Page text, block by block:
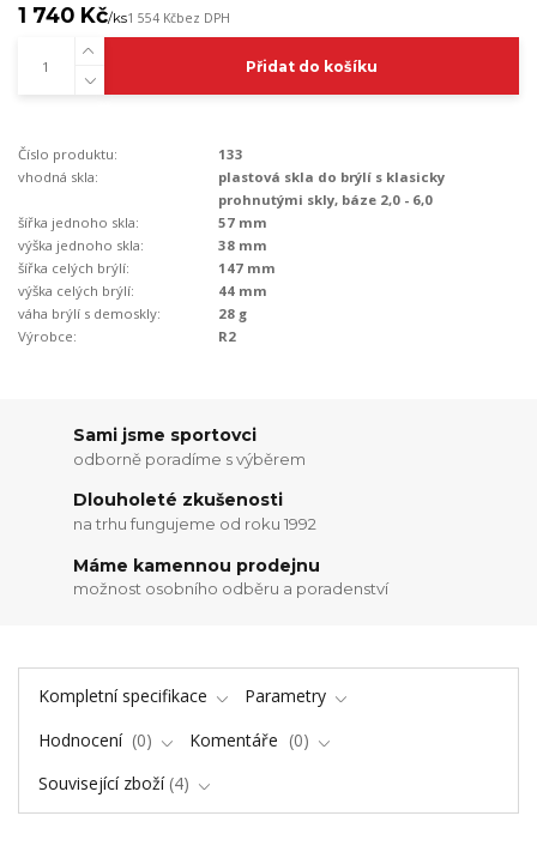
1 740 Kč/ks1 554 Kčbez DPH
Přidat do košíku
Číslo produktu:
133
vhodná skla:
plastová skla do brýlí s klasicky
prohnutými skly, báze 2,0 - 6,0
šířka jednoho skla:
57 mm
výška jednoho skla:
38 mm
šířka celých brýlí:
147 mm
výška celých brýlí:
44 mm
váha brýlí s demoskly:
28 g
Výrobce:
R2
Sami jsme sportovci
odborně poradíme s výběrem
Dlouholeté zkušenosti
na trhu fungujeme od roku 1992
Máme kamennou prodejnu
možnost osobního odběru a poradenství
Kompletní specifikace
Parametry
Hodnocení
0 Komentáře
0
Související zboží 4